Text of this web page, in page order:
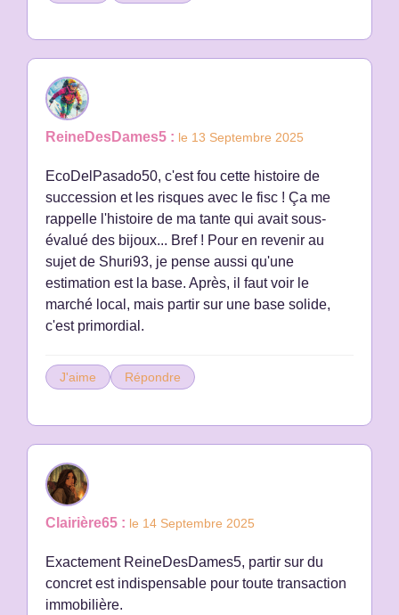
ReineDesDames5 : le 13 Septembre 2025
EcoDelPasado50, c'est fou cette histoire de
succession et les risques avec le fisc ! Ça me
rappelle l'histoire de ma tante qui avait sous-
évalué des bijoux... Bref ! Pour en revenir au
sujet de Shuri93, je pense aussi qu'une
estimation est la base. Après, il faut voir le
marché local, mais partir sur une base solide,
c'est primordial.
J'aime Répondre
Clairière65 : le 14 Septembre 2025
Exactement ReineDesDames5, partir sur du
concret est indispensable pour toute transaction
immobilière.